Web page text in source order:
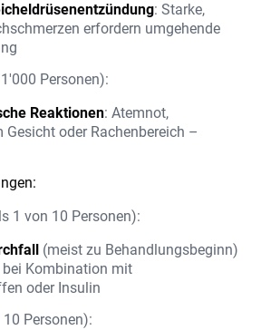
: Starke,
erfordern umgehende
Personen):
Reaktionen: Atemnot,
oder Rachenbereich –
1 von 10 Personen):
(meist zu Behandlungsbeginn)
bei Kombination mit
oder Insulin
Personen):